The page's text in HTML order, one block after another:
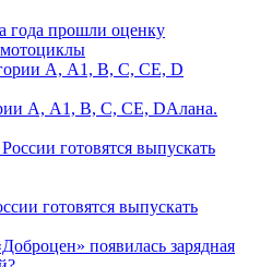
года прошли оценку
мотоциклы
А, А1, В, С, СЕ, DАлана.
готовятся выпускать